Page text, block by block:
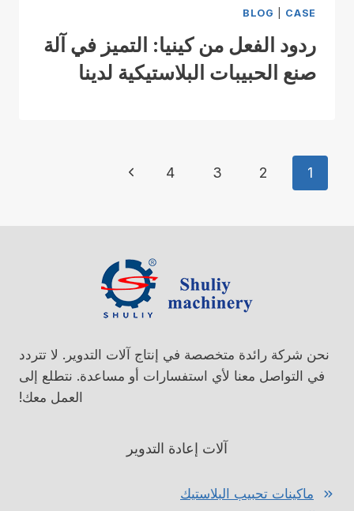
BLOG CASE
ردود الفعل من كينيا: التميز في آلة
صنع الحبيبات البلاستيكية لدينا
تنقل
الصفحة
1
2
3
4
الصفحة
نحن شركة رائدة متخصصة في إنتاج آلات التدوير. لا تتردد
في التواصل معنا لأي استفسارات أو مساعدة. نتطلع إلى
العمل معك!
آلات إعادة التدوير
ماكينات تحبيب البلاستيك